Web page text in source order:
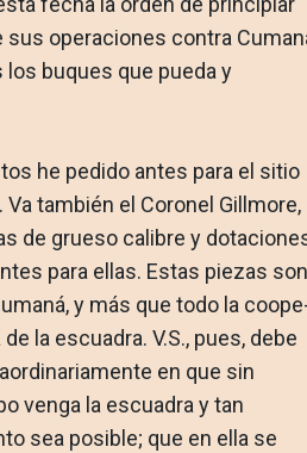
operaciones contra
buques que pueda y
he pedido antes para el sitio
Va también el Coronel Gillmore,
de grueso calibre y
para ellas. Es­tas piezas son
y más que todo la
la escuadra. V.S., pues, debe
en que sin
venga la es­cuadra y tan
sea posible; que en ella se